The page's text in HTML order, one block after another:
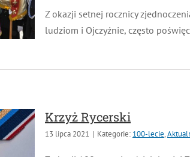
Z okazji setnej rocznicy
ludziom i Ojczyźnie, często
Krzyż Rycerski
13 lipca 2021 | Kategorie:100-lecie,